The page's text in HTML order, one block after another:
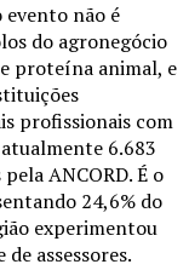
evento não é
do agronegócio
proteína animal, e
profissionais com
6.683
ANCORD. É o
24,6% do
experimentou
assessores.